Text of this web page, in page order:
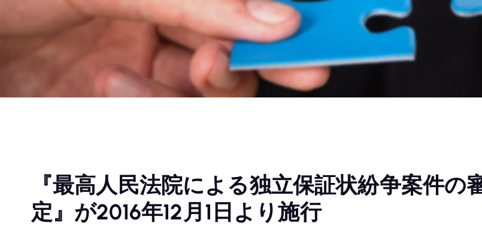
『最高人民法院による独立保証状紛争案件
定』が2016年12月1日より施行